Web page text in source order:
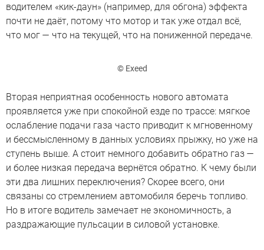
водителем «кик-даун» (например, для обгона) эффекта
почти не даёт, потому что мотор и так уже отдал всё,
что мог — что на текущей, что на пониженной передаче.
© Exeed
Вторая неприятная особенность нового автомата
проявляется уже при спокойной езде по трассе: мягкое
ослабление подачи газа часто приводит к мгновенному
и бессмысленному в данных условиях прыжку, но уже на
ступень выше. А стоит немного добавить обратно газ —
и более низкая передача вернётся обратно. К чему были
эти два лишних переключения? Скорее всего, они
связаны со стремлением автомобиля беречь топливо.
Но в итоге водитель замечает не экономичность, а
раздражающие пульсации в силовой установке.